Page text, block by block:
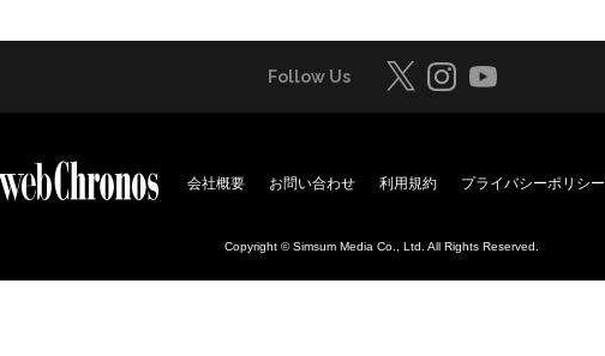
Follow Us
会社概要 お問い合わせ 利用規約 プライバシーポリシー
Copyright © Simsum Media Co., Ltd. All Rights Reserved.